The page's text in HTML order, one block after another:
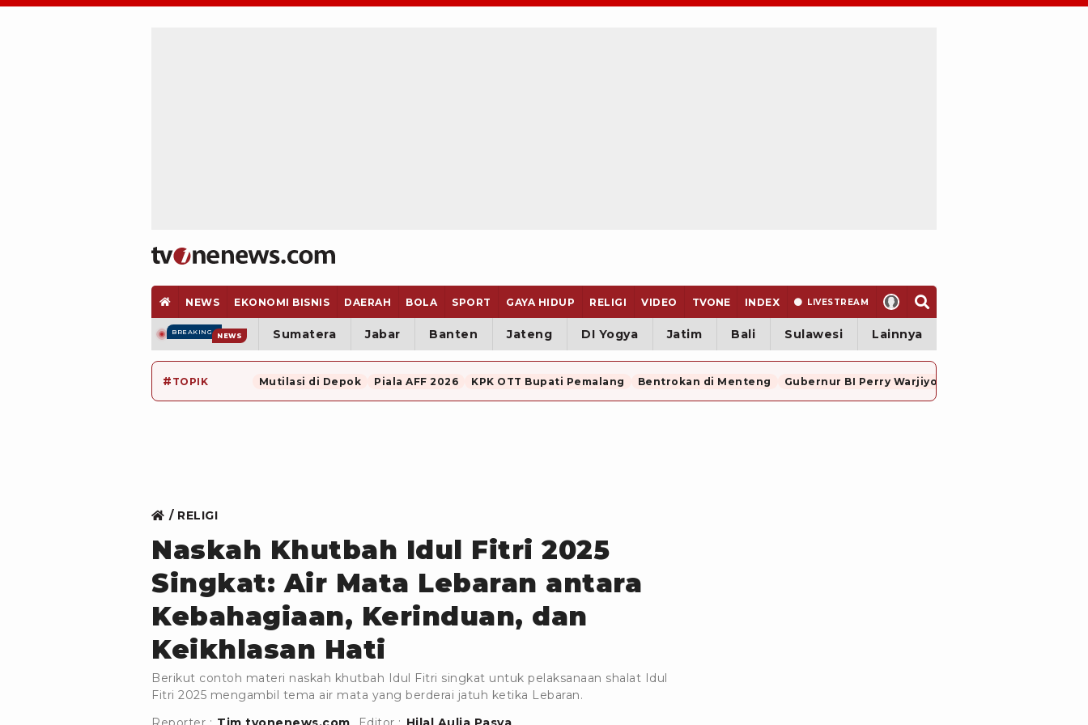
NEWS EKONOMI BISNIS DAERAH BOLA SPORT GAYA HIDUP RELIGI VIDEO TVONE INDEX LIVESTREAM
BREAKING NEWS Sumatera Jabar Banten Jateng DI Yogya Jatim Bali Sulawesi Lainnya
# TOPIK Mutilasi di Depok Piala AFF 2026 KPK OTT Bupati Pemalang Bentrokan di Menteng Gubernur BI Perry Warjiyo Mundur
RELIGI
Naskah Khutbah Idul Fitri 2025
Singkat: Air Mata Lebaran antara
Kebahagiaan, Kerinduan, dan
Keikhlasan Hati
Berikut contoh materi naskah khutbah Idul Fitri singkat untuk pelaksanaan shalat Idul
Fitri 2025 mengambil tema air mata yang berderai jatuh ketika Lebaran.